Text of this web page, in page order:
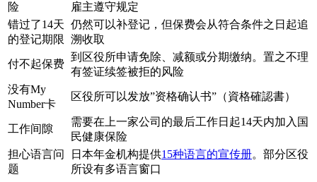
险
雇主遵守规定
错过了14天
的登记期限
仍然可以补登记，但保费会从符合条件之日起追
溯收取
付不起保费
到区役所申请免除、减额或分期缴纳。置之不理
有签证续签被拒的风险
没有My
Number卡
区役所可以发放”资格确认书”（資格確認書）
工作间隙
需要在上一家公司的最后工作日起14天内加入国
民健康保险
担心语言问
题
日本年金机构提供15种语言的宣传册。部分区役
所设有多语言窗口